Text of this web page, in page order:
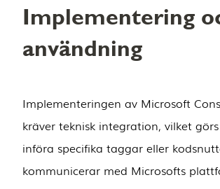
Implementering
användning
Implementeringen av Microsoft
kräver teknisk integration, vilket
införa specifika taggar eller
kommunicerar med Microsofts